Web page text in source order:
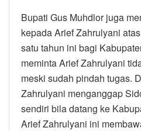
Bupati Gus Muhdlor juga
kepada Arief Zahrulyani
satu tahun ini bagi
meminta Arief Zahrulyani
meski sudah pindah tugas.
Zahrulyani menganggap
sendiri bila datang ke
Arief Zahrulyani ini